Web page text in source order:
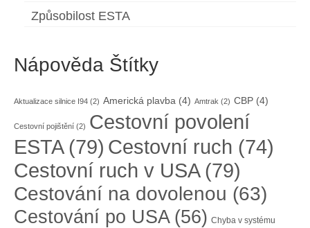
Způsobilost ESTA
Nápověda Štítky
Aktualizace silnice I94 (2) Americká plavba (4) Amtrak (2) CBP (4)
Cestovní pojištění (2) Cestovní povolení
ESTA(79) Cestovní ruch (74)
Cestovní ruch v USA(79)
Cestování na dovolenou (63)
Cestování po USA(56) Chyba v systému